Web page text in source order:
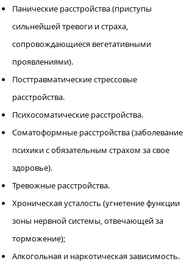
Панические расстройства (приступы
сильнейшей тревоги и страха,
сопровождающиеся вегетативными
проявлениями).
Посттравматические стрессовые
расстройства.
Психосоматические расстройства.
Соматоформные расстройства (заболевание
психики с обязательным страхом за свое
здоровье).
Тревожные расстройства.
Хроническая усталость (угнетение функции
зоны нервной системы, отвечающей за
торможение);
Алкогольная и наркотическая зависимость.